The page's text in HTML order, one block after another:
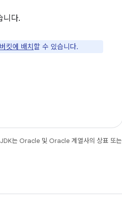
니다.
킷에 배치할 수 있습니다.
는 Oracle 및 Oracle 계열사의 상표 또는